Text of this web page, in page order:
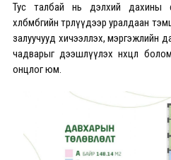
Тус талбай нь дэлхий дахины
хөлбөмбөгийн төрлүүдээр уралдаан
залуучууд хичээллэх, мэргэжлийн
чадварыг дээшлүүлэх нөхцөл
онцлог юм.